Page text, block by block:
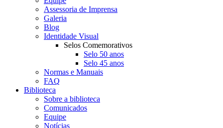
Assessoria de Imprensa
Galeria
Blog
Identidade Visual
Selos Comemorativos
Selo 50 anos
Selo 45 anos
Normas e Manuais
FAQ
Biblioteca
Sobre a biblioteca
Comunicados
Equipe
Notícias